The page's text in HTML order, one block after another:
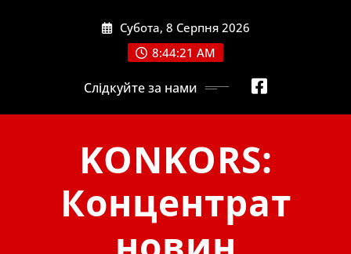
Субота, 8 Серпня 2026
8:44:22 AM
Слідкуйте за нами
KONKORS:
Концентрат